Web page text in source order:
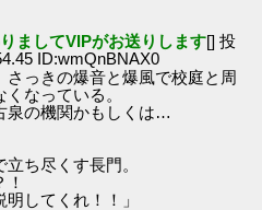
ましてVIPがお送りします[] 投
ID:wmQnBNAX0
っきの爆音と爆風で校庭と周
なっている。
泉の機関かもしくは…
ち尽くす長門。
明してくれ！！」